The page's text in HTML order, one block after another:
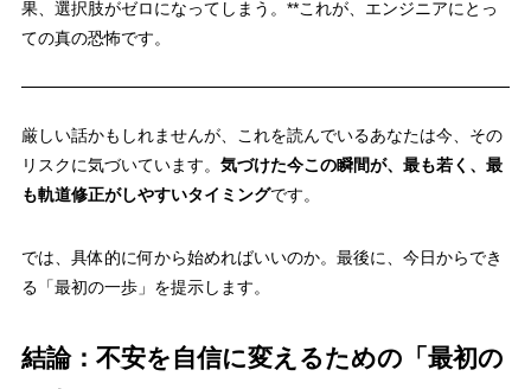
果、選択肢がゼロになってしまう。**これが、エンジニアにとっ
ての真の恐怖です。
厳しい話かもしれませんが、これを読んでいるあなたは今、その
リスクに気づいています。 気づけた今この瞬間が、最も若く、最
も軌道修正がしやすいタイミングです。
では、具体的に何から始めればいいのか。最後に、今日からでき
る「最初の一歩」を提示します。
結論：不安を自信に変えるための「最初の